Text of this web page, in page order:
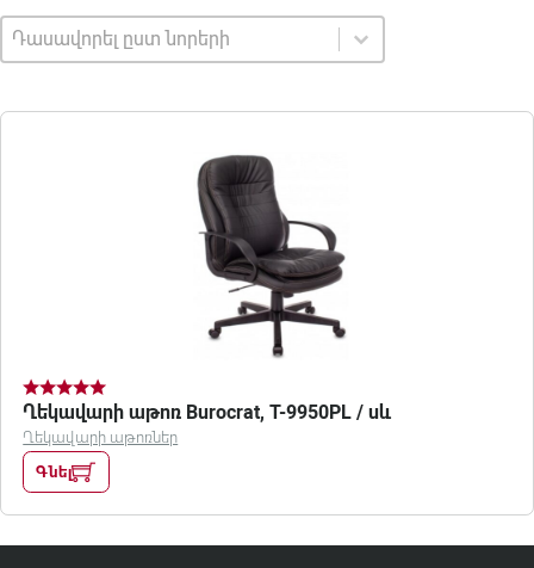
Sort by
Sort content
Ղեկավարի աթոռ Burocrat, T-9950PL / սև
Ղեկավարի աթոռներ
Գնել